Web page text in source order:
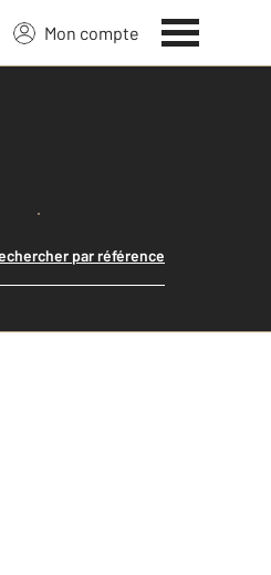
Mon compte
ma recherche
par référence
alerte